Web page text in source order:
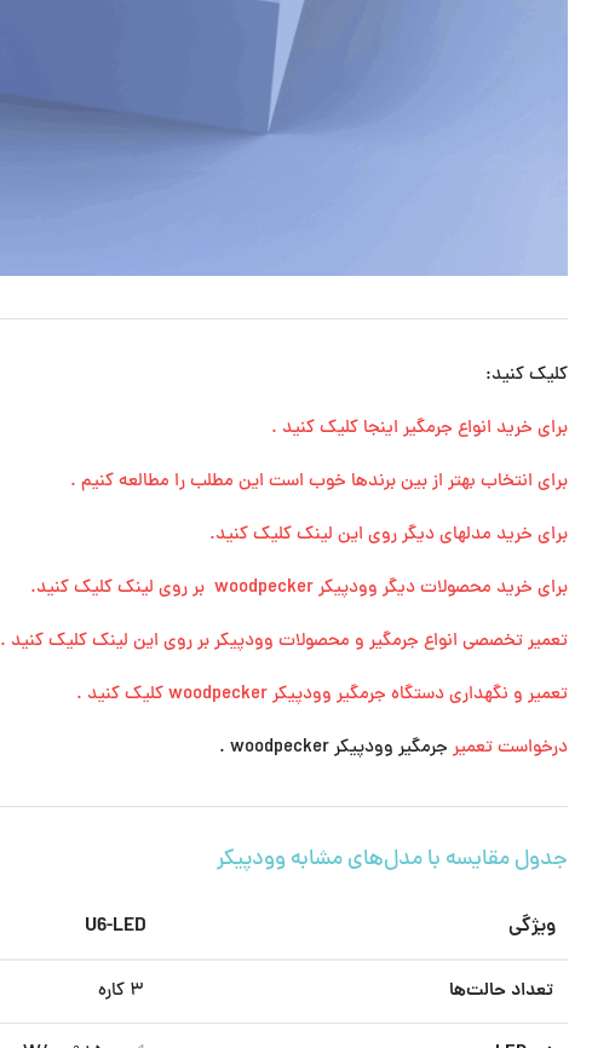
کلیک کنید:
برای خرید انواع جرمگیر اینجا کلیک کنید .
برای انتخاب بهتر از بین برندها خوب است این مطلب را مطالعه کنیم .
برای خرید مدلهای دیگر روی این لینک کلیک کنید.
برای خرید محصولات دیگر وودپیکر woodpecker بر روی لینک کلیک کنید.
تعمیر تخصصی انواع جرمگیر و محصولات وودپیکر بر روی این لینک کلیک کنید .
تعمیر و نگهداری دستگاه جرمگیر وودپیکر woodpecker کلیک کنید .
درخواست تعمیر جرمگیر وودپیکر woodpecker .
جدول مقایسه با مدل‌های مشابه وودپیکر
ویژگی U6-LED
تعداد حالت‌ها ۳ کاره